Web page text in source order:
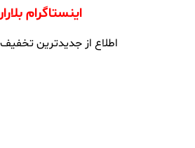
اینستاگرام
اطلاع از جدیدترین